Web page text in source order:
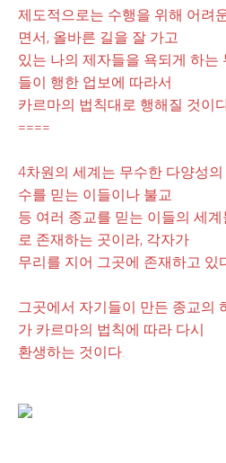
제도적으로는 수행을 위해 어려
면서, 올바른 길을 잘 가고
있는 나의 제자들을 욕되게 하는
들이 행한 업보에 따라서
카르마의 법칙대로 행해질 것이
====
4차원의 세계는 무수한 다양성
수를 믿는 이들이나 불교
등 여러 종교를 믿는 이들의 세계
로 존재하는 곳이라, 각자가
무리를 지어 그곳에 존재하고 있
그곳에서 자기들이 만든 종교의
가 카르마의 법칙에 따라 다시
환생하는 것이다.